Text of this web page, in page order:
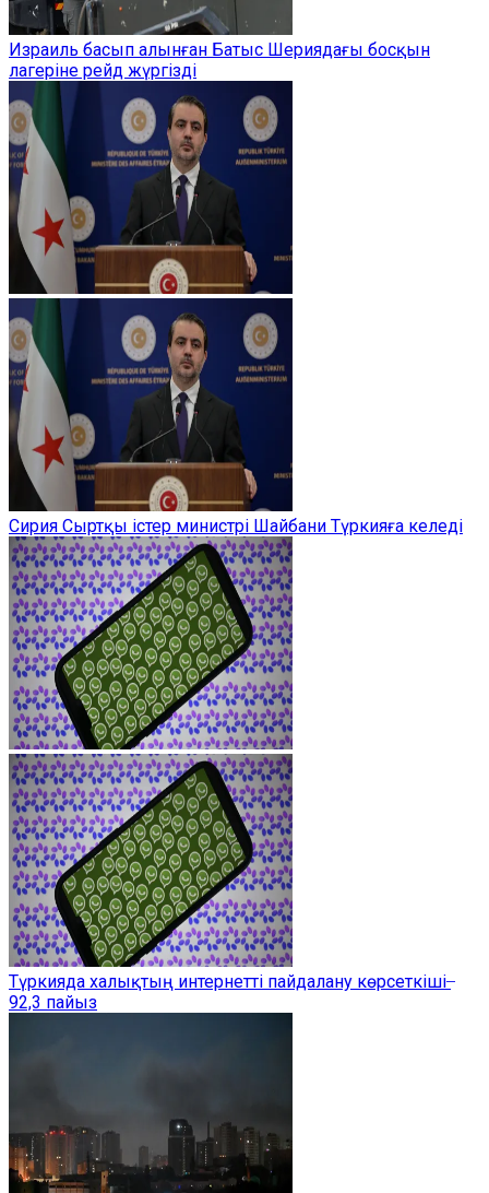
Израиль басып алынған Батыс Шериядағы босқын
лагеріне рейд жүргізді
Сирия Сыртқы істер министрі Шайбани Түркияға келеді
Түркияда халықтың интернетті пайдалану көрсеткіші ̶
92,3 пайыз